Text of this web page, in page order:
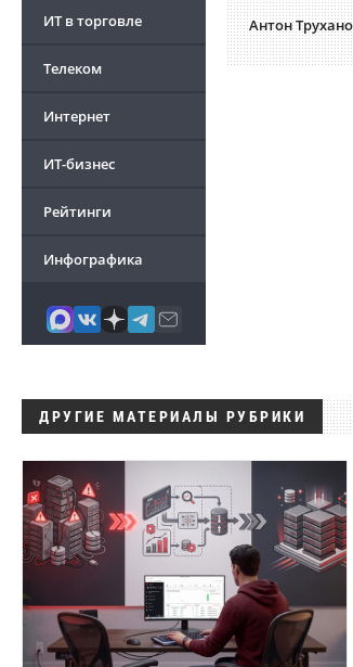
ИТ в торговле
Телеком
Интернет
ИТ-бизнес
Рейтинги
Инфографика
Антон
ДРУГИЕ МАТЕРИАЛЫ РУБРИКИ